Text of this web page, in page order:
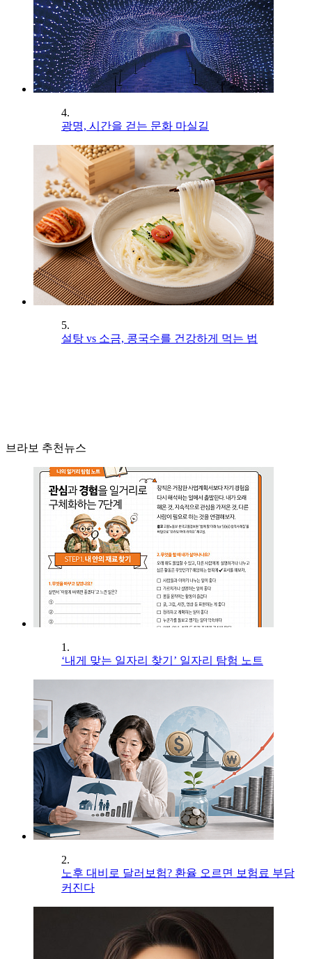
4.
광명, 시간을 걷는 문화 마실길
5.
설탕 vs 소금, 콩국수를 건강하게 먹는 법
브라보 추천뉴스
1.
‘내게 맞는 일자리 찾기’ 일자리 탐험 노트
2.
노후 대비로 달러보험? 환율 오르면 보험료 부담
커진다